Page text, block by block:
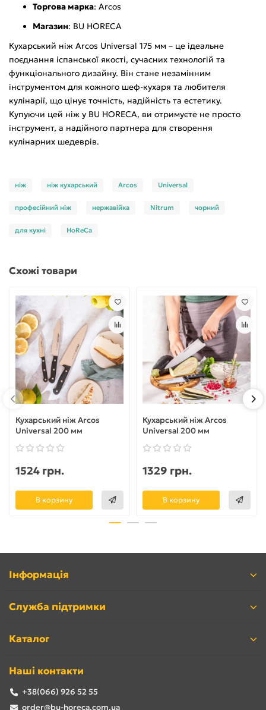
Торгова марка: Arcos
Магазин: BU HORECA
Кухарський ніж Arcos Universal 175 мм – це ідеальне
поєднання іспанської якості, сучасних технологій та
функціонального дизайну. Він стане незамінним
інструментом для кожного шеф-кухаря та любителя
кулінарії, що цінує точність, надійність та естетику.
Купуючи цей ніж у BU HORECA, ви отримуєте не просто
інструмент, а надійного партнера для створення
кулінарних шедеврів.
ніж ніж кухарський Arcos Universal
професійний ніж нержавійка Nitrum чорний
для кухні HoReCa
Схожі товари
Кухарський ніж Arcos
Universal 200 мм
1524 грн.
В корзину
Кухарський ніж Arcos
Universal 200 мм
1329 грн.
В корзину
Інформація
Служба підтримки
Каталог
Наші контакти
+38(066) 926 52 55
order@bu-horeca.com.ua